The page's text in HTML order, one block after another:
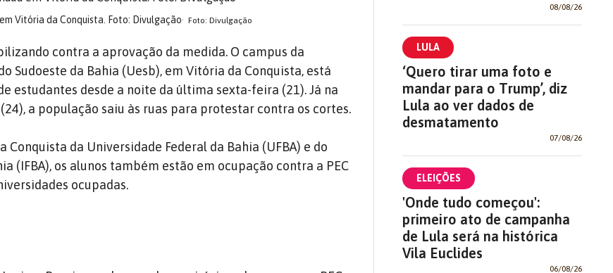
Vitória da Conquista. Foto: Divulgação Foto: Divulgação
contra a aprovação da medida. O campus da
Sudoeste da Bahia (Uesb), em Vitória da Conquista, está
estudantes desde a noite da última sexta-feira (21). Já na
a população saiu às ruas para protestar contra os cortes.
Conquista da Universidade Federal da Bahia (UFBA) e do
(IFBA), os alunos também estão em ocupação contra a PEC
ocupadas.
08/08/26
LULA
‘Quero tirar uma foto e
mandar para o Trump’, diz
Lula ao ver dados de
desmatamento
07/08/26
ELEIÇÕES
'Onde tudo começou':
primeiro ato de campanha
de Lula será na histórica
Vila Euclides
06/08/26